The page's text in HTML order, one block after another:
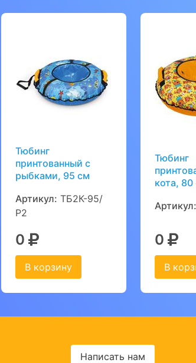
Тюбинг
принтованный с
рыбками, 95 см
Артикул: ТБ2К-95/
Р2
0
В корзину
Тюбинг
кота, 80
Артикул:
0
В
Написать нам